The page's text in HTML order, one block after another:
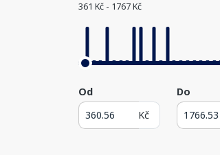
361 Kč - 1767 Kč
Od
Kč
Do